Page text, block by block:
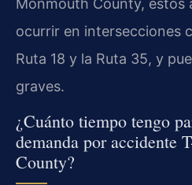
Monmouth County, estos
ocurrir en intersecciones
Ruta 18 y la Ruta 35, y
graves.
¿Cuánto tiempo tengo
demanda por accidente
County?